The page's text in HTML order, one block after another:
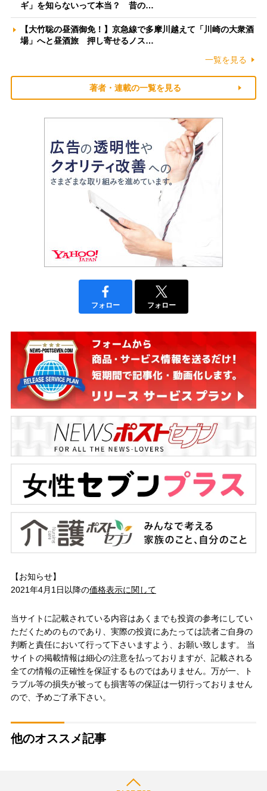
ギ」を知らないって本当？ 昔の…
【大竹聡の昼酒御免！】京急線で多摩川越えて「川崎の大衆酒
場」へと昼酒旅 押し寄せるノス…
一覧を見る
著者・連載の一覧を見る
フォロー フォロー
【お知らせ】
2021年4月1日以降の価格表示に関して
当サイトに記載されている内容はあくまでも投資の参考にしてい
ただくためのものであり、実際の投資にあたっては読者ご自身の
判断と責任において行って下さいますよう、お願い致します。 当
サイトの掲載情報は細心の注意を払っておりますが、記載される
全ての情報の正確性を保証するものではありません。万が一、ト
ラブル等の損失が被っても損害等の保証は一切行っておりません
ので、予めご了承下さい。
他のオススメ記事